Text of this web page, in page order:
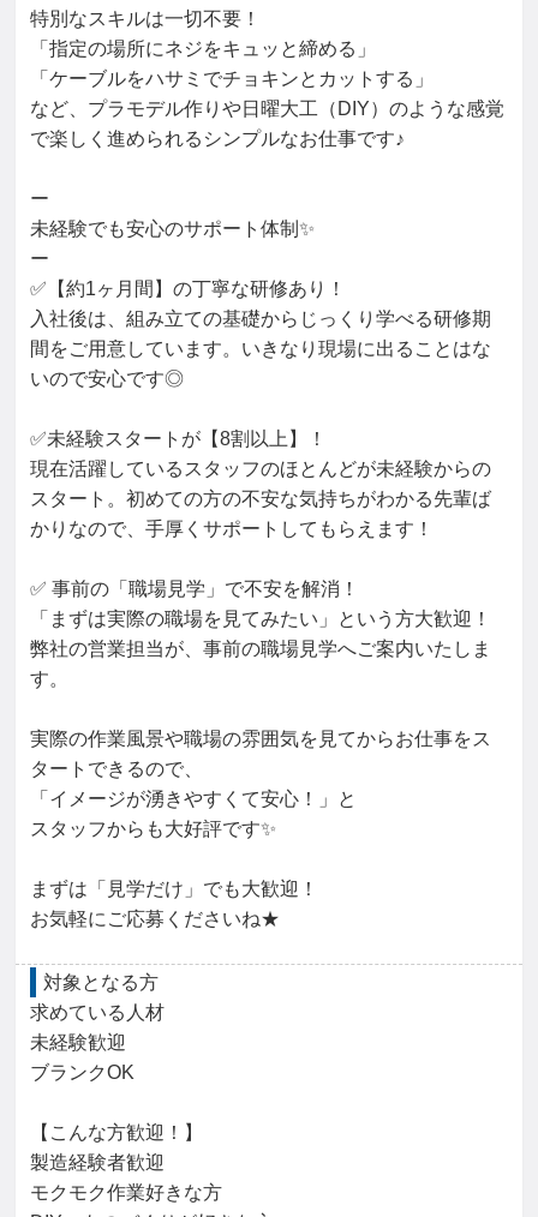
特別なスキルは一切不要！
「指定の場所にネジをキュッと締める」
「ケーブルをハサミでチョキンとカットする」
など、プラモデル作りや日曜大工（DIY）のような感覚
で楽しく進められるシンプルなお仕事です♪
ー
未経験でも安心のサポート体制✨
ー
✅【約1ヶ月間】の丁寧な研修あり！
入社後は、組み立ての基礎からじっくり学べる研修期
間をご用意しています。いきなり現場に出ることはな
いので安心です◎
✅未経験スタートが【8割以上】！
現在活躍しているスタッフのほとんどが未経験からの
スタート。初めての方の不安な気持ちがわかる先輩ば
かりなので、手厚くサポートしてもらえます！
✅ 事前の「職場見学」で不安を解消！
「まずは実際の職場を見てみたい」という方大歓迎！
弊社の営業担当が、事前の職場見学へご案内いたしま
す。
実際の作業風景や職場の雰囲気を見てからお仕事をス
タートできるので、
「イメージが湧きやすくて安心！」と
スタッフからも大好評です✨
まずは「見学だけ」でも大歓迎！
お気軽にご応募くださいね★
対象となる方
求めている人材
未経験歓迎
ブランクOK
【こんな方歓迎！】
製造経験者歓迎
モクモク作業好きな方